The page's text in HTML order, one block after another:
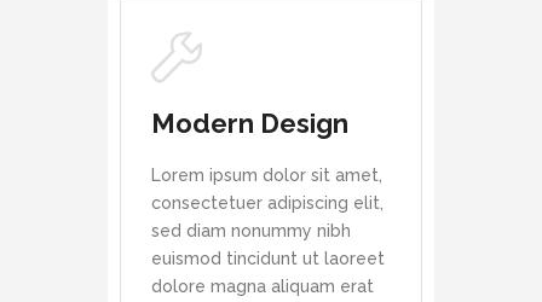
Modern Design
Lorem ipsum dolor sit amet,
consectetuer adipiscing elit,
sed diam nonummy nibh
euismod tincidunt ut laoreet
dolore magna aliquam erat